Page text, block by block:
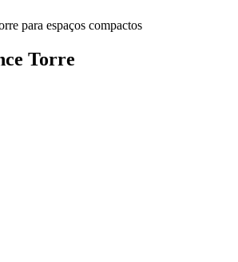
para espaços compactos
Torre